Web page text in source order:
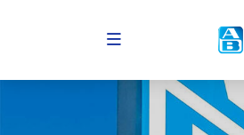
Menu